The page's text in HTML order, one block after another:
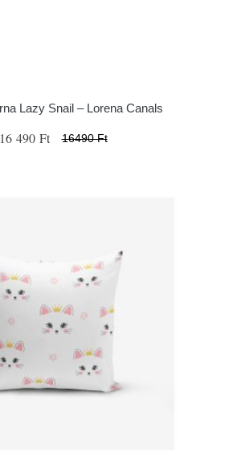
Lazy Snail – Lorena Canals
16 490 Ft 16490 Ft